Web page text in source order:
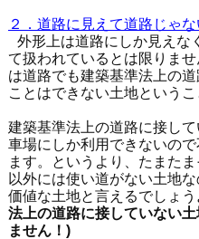
２．道路に見えて道路じゃな
外形上は道路にしか見えな
て扱われているとは限りま
は道路でも建築基準法上の
ことはできない土地というこ
建築基準法上の道路に接し
車場にしか利用できないの
ます。というより、たまた
以外には使い道がない土地
価値な土地と言えるでしょう
法上の道路に接していない
ません！ )